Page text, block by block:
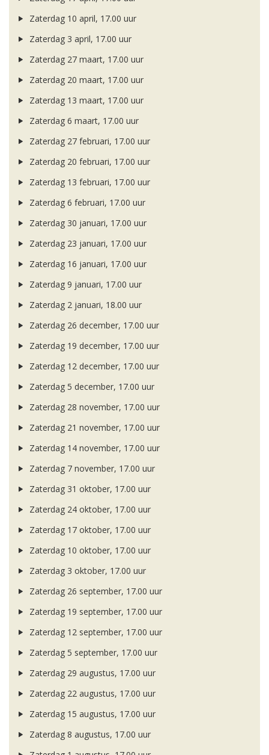
Zaterdag 10 april, 17.00 uur
Zaterdag 3 april, 17.00 uur
Zaterdag 27 maart, 17.00 uur
Zaterdag 20 maart, 17.00 uur
Zaterdag 13 maart, 17.00 uur
Zaterdag 6 maart, 17.00 uur
Zaterdag 27 februari, 17.00 uur
Zaterdag 20 februari, 17.00 uur
Zaterdag 13 februari, 17.00 uur
Zaterdag 6 februari, 17.00 uur
Zaterdag 30 januari, 17.00 uur
Zaterdag 23 januari, 17.00 uur
Zaterdag 16 januari, 17.00 uur
Zaterdag 9 januari, 17.00 uur
Zaterdag 2 januari, 18.00 uur
Zaterdag 26 december, 17.00 uur
Zaterdag 19 december, 17.00 uur
Zaterdag 12 december, 17.00 uur
Zaterdag 5 december, 17.00 uur
Zaterdag 28 november, 17.00 uur
Zaterdag 21 november, 17.00 uur
Zaterdag 14 november, 17.00 uur
Zaterdag 7 november, 17.00 uur
Zaterdag 31 oktober, 17.00 uur
Zaterdag 24 oktober, 17.00 uur
Zaterdag 17 oktober, 17.00 uur
Zaterdag 10 oktober, 17.00 uur
Zaterdag 3 oktober, 17.00 uur
Zaterdag 26 september, 17.00 uur
Zaterdag 19 september, 17.00 uur
Zaterdag 12 september, 17.00 uur
Zaterdag 5 september, 17.00 uur
Zaterdag 29 augustus, 17.00 uur
Zaterdag 22 augustus, 17.00 uur
Zaterdag 15 augustus, 17.00 uur
Zaterdag 8 augustus, 17.00 uur